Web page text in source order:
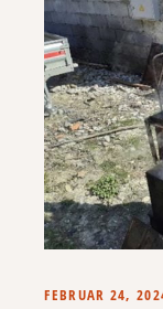
FEBRUAR 24,